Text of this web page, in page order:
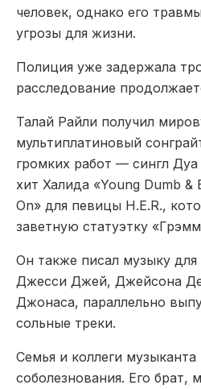
человек, однако его
угрозы для жизни.
Полиция уже задержала
расследование
Талай Райли получил
мультиплатиновый
громких работ — сингл
хит Халида «Young Dumb &
On» для певицы H.E.R.,
заветную статуэтку
Он также писал музыку
Джесси Джей, Джейсона
Джонаса, параллельно
сольные треки.
Семья и коллеги музыканта
соболезнования. Его брат,